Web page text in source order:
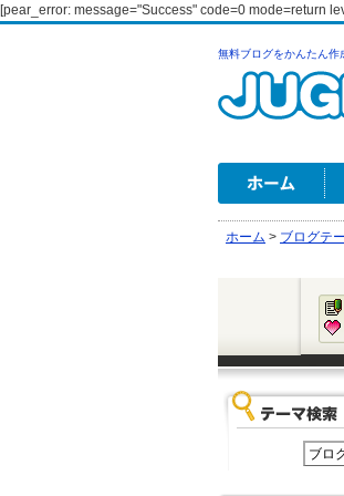
[pear_error: message="Success" code=0 mode=return
無料ブログをかんたん作
ホーム > ブログテ